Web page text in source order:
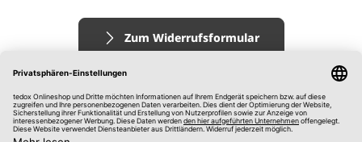
Zum Widerrufsformular
Impressum
AGB